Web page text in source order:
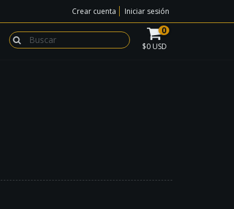
Crear cuenta Iniciar sesión
0
$0 USD